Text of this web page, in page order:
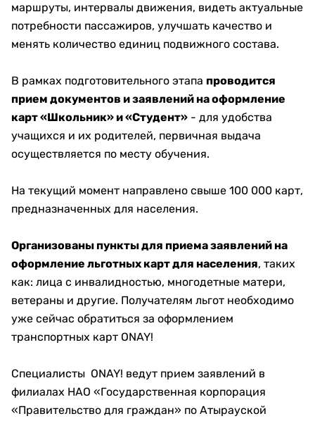
маршруты, интервалы движения, видеть актуальные
потребности пассажиров, улучшать качество и
менять количество единиц подвижного состава.
В рамках подготовительного этапа проводится
прием документов и заявлений на оформление
карт «Школьник» и «Студент» - для удобства
учащихся и их родителей, первичная выдача
осуществляется по месту обучения.
На текущий момент направлено свыше 100 000 карт,
предназначенных для населения.
Организованы пункты для приема заявлений на
оформление льготных карт для населения, таких
как: лица с инвалидностью, многодетные матери,
ветераны и другие. Получателям льгот необходимо
уже сейчас обратиться за оформлением
транспортных карт ONAY!
Специалисты ONAY! ведут прием заявлений в
филиалах НАО «Государственная корпорация
«Правительство для граждан» по Атырауской